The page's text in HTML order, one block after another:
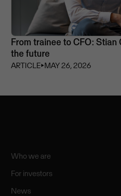
From trainee to CFO: Stian
the future
ARTICLE⏵MAY 26, 2026
Who we are
For investors
News